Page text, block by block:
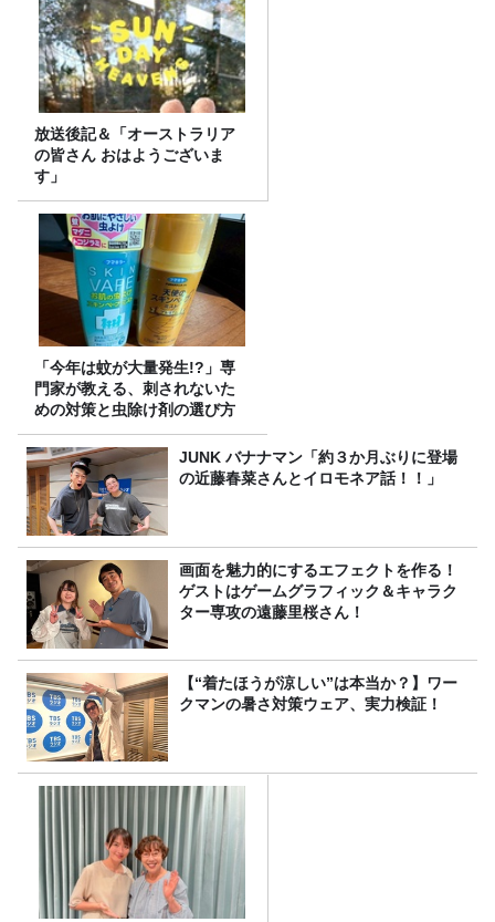
放送後記＆「オーストラリア
の皆さん おはようございま
す」
「今年は蚊が大量発生!?」専
門家が教える、刺されないた
めの対策と虫除け剤の選び方
JUNK バナナマン「約３か月ぶりに登場
の近藤春菜さんとイロモネア話！！」
画面を魅力的にするエフェクトを作る！
ゲストはゲームグラフィック＆キャラク
ター専攻の遠藤里桜さん！
【“着たほうが涼しい”は本当か？】ワー
クマンの暑さ対策ウェア、実力検証！